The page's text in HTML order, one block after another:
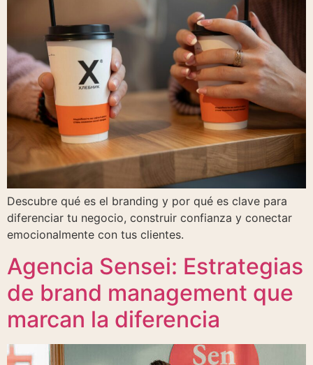
Descubre qué es el branding y por qué es clave para
diferenciar tu negocio, construir confianza y conectar
emocionalmente con tus clientes.
Agencia Sensei: Estrategias
de brand management que
marcan la diferencia